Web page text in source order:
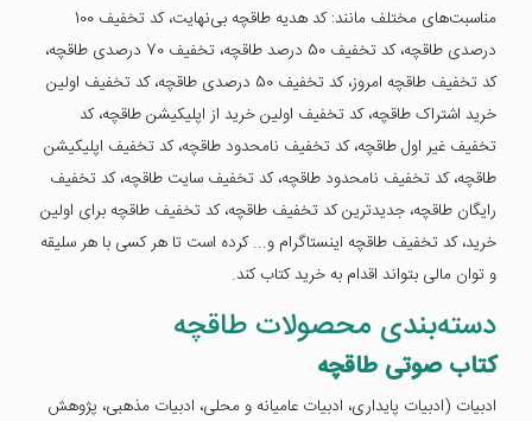
مناسبت‌های مختلف مانند: کد هدیه طاقچه بی‌نهایت، کد تخفیف 100
درصدی طاقچه، کد تخفیف 50 درصد طاقچه، تخفیف 70 درصدی طاقچه،
کد تخفیف طاقچه امروز، کد تخفیف 50 درصدی طاقچه، کد تخفیف اولین
خرید اشتراک طاقچه، کد تخفیف اولین خرید از اپلیکیشن طاقچه، کد
تخفیف غیر اول طاقچه، کد تخفیف نامحدود طاقچه، کد تخفیف اپلیکیشن
طاقچه، کد تخفیف نامحدود طاقچه، کد تخفیف سایت طاقچه، کد تخفیف
رایگان طاقچه، جدیدترین کد تخفیف طاقچه، کد تخفیف طاقچه برای اولین
خرید، کد تخفیف طاقچه اینستاگرام و... کرده است تا هر کسی با هر سلیقه
و توان مالی بتواند اقدام به خرید کتاب کند.
دسته‌بندی محصولات طاقچه
کتاب صوتی طاقچه
ادبیات (ادبیات پایداری، ادبیات عامیانه و محلی، ادبیات مذهبی، پژوهش